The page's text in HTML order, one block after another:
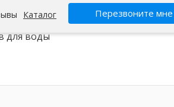
Каталог Перезвоните мне
гипермаркет
для воды